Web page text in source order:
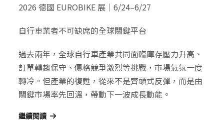
2026 德國 EUROBIKE 展｜6/24–6/27
自行車業者不可缺席的全球關鍵平台
過去兩年，全球自行車產業共同面臨庫存壓力升高、
訂單轉趨保守、價格競爭激烈等挑戰，市場氣氛一度
轉冷。但產業的復甦，從來不是齊頭式反彈，而是由
關鍵市場率先回溫，帶動下一波成長動能。
繼續閱讀